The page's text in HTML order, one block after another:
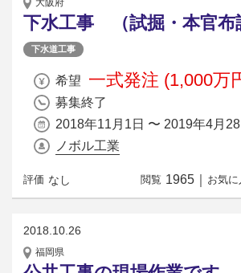
大阪府
下水工事 （試掘・本官布
下水道工事
希望 一式発注 (1,000万
募集終了
2018年11月1日 〜 2019年4月28
ノボル工業
評価 なし 閲覧 1965 お気に
2018.10.26
福岡県